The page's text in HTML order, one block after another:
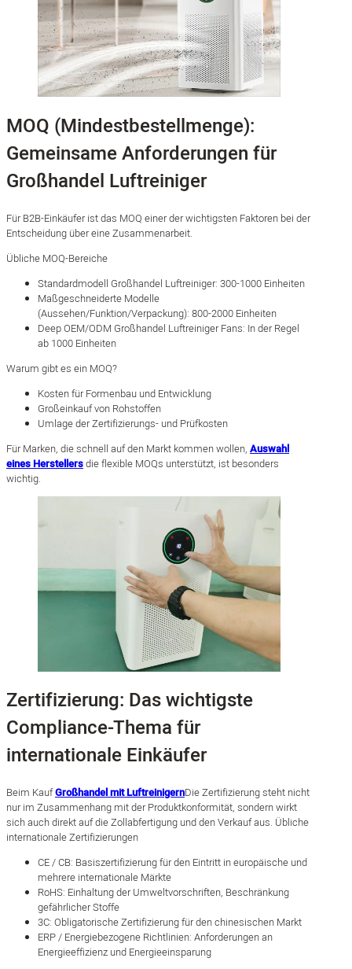
MOQ (Mindestbestellmenge):
Gemeinsame Anforderungen für
Großhandel Luftreiniger
Für B2B-Einkäufer ist das MOQ einer der wichtigsten Faktoren bei der
Entscheidung über eine Zusammenarbeit.
Übliche MOQ-Bereiche
Standardmodell Großhandel Luftreiniger: 300-1000 Einheiten
Maßgeschneiderte Modelle
(Aussehen/Funktion/Verpackung): 800-2000 Einheiten
Deep OEM/ODM Großhandel Luftreiniger Fans: In der Regel
ab 1000 Einheiten
Warum gibt es ein MOQ?
Kosten für Formenbau und Entwicklung
Großeinkauf von Rohstoffen
Umlage der Zertifizierungs- und Prüfkosten
Für Marken, die schnell auf den Markt kommen wollen, Auswahl
eines Herstellersdie flexible MOQs unterstützt, ist besonders
wichtig.
Zertifizierung: Das wichtigste
Compliance-Thema für
internationale Einkäufer
Beim KaufGroßhandel mit LuftreinigernDie Zertifizierung steht nicht
nur im Zusammenhang mit der Produktkonformität, sondern wirkt
sich auch direkt auf die Zollabfertigung und den Verkauf aus. Übliche
internationale Zertifizierungen
CE / CB: Basiszertifizierung für den Eintritt in europäische und
mehrere internationale Märkte
RoHS: Einhaltung der Umweltvorschriften, Beschränkung
gefährlicher Stoffe
3C: Obligatorische Zertifizierung für den chinesischen Markt
ERP / Energiebezogene Richtlinien: Anforderungen an
Energieeffizienz und Energieeinsparung